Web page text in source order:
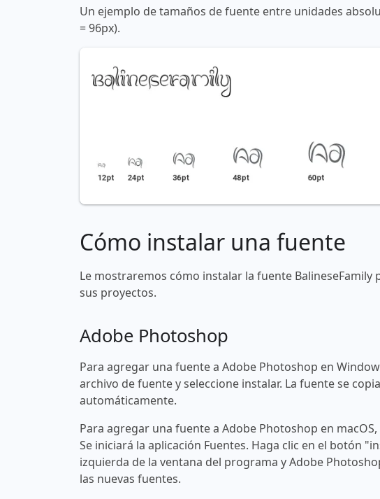
Un ejemplo de tamaños de fuente entre unidades
= 96px).
Cómo instalar una fuente
Le mostraremos cómo instalar la fuente BalineseFamily
sus proyectos.
Adobe Photoshop
Para agregar una fuente a Adobe Photoshop en
archivo de fuente y seleccione instalar. La fuente se
automáticamente.
Para agregar una fuente a Adobe Photoshop en
Se iniciará la aplicación Fuentes. Haga clic en el botón
izquierda de la ventana del programa y Adobe
las nuevas fuentes.